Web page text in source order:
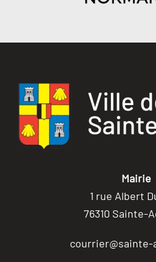
Mairie
1 rue Albert
76310 Sainte-